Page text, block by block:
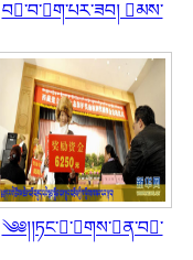
བ་བ་ག་པར་ཟབ། མས་
༄༅།།ཏང་་གས་ན་བ་